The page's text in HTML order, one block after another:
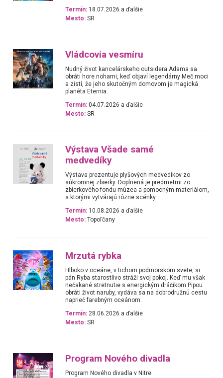
Termín: 18.07.2026 a ďalšie
Mesto: SR
Vládcovia vesmíru
Nudný život kancelárskeho outsidera Adama sa
obráti hore nohami, keď objaví legendárny Meč moci
a zistí, že jeho skutočným domovom je magická
planéta Eternia.
Termín: 04.07.2026 a ďalšie
Mesto: SR
Výstava Všade samé
medvedíky
Výstava prezentuje plyšových medvedíkov zo
súkromnej zbierky. Doplnená je predmetmi zo
zbierkového fondu múzea a pomocným materiálom,
s ktorými vytvárajú rôzne scénky.
Termín: 10.08.2026 a ďalšie
Mesto: Topoľčany
Mrzutá rybka
Hlboko v oceáne, v tichom podmorskom svete, si
pán Ryba starostlivo stráži svoj pokoj. Keď mu však
nečakané stretnutie s energickým dráčikom Pipou
obráti život naruby, vydáva sa na dobrodružnú cestu
naprieč farebným oceánom.
Termín: 28.06.2026 a ďalšie
Mesto: SR
Program Nového divadla
Program Nového divadla v Nitre.